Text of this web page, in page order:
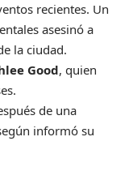
recientes. Un
asesinó a
la ciudad.
Good, quien
de una
informó su